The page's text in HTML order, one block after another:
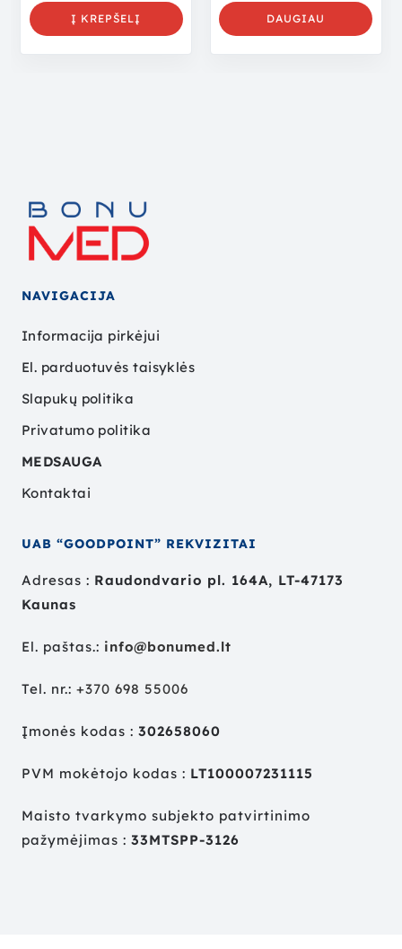
Į KREPŠELĮ DAUGIAU
NAVIGACIJA
Informacija pirkėjui
El. parduotuvės taisyklės
Slapukų politika
Privatumo politika
MEDSAUGA
Kontaktai
UAB “GOODPOINT” REKVIZITAI
Adresas : Raudondvario pl. 164A, LT-47173
Kaunas
El. paštas.: info@bonumed.lt
Tel. nr.: +370 698 55006
Įmonės kodas : 302658060
PVM mokėtojo kodas : LT100007231115
Maisto tvarkymo subjekto patvirtinimo
pažymėjimas : 33MTSPP-3126